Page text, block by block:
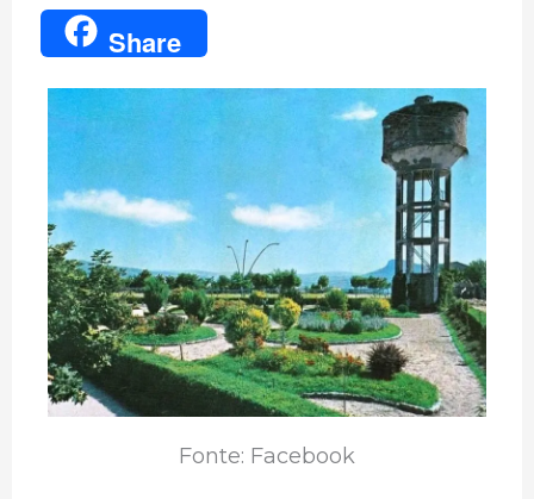
a
c
o
o
k
w
i
e
r
i
n
n
A
p
p
r
m
b
l
Share
Fonte: Facebook